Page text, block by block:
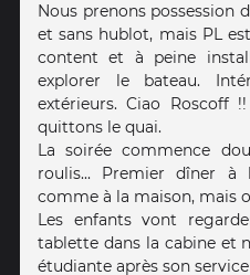
Nous prenons possession
et sans hublot, mais PL
content et à peine
explorer le bateau.
extérieurs. Ciao Roscoff
quittons le quai.
La soirée commence
roulis... Premier dîner
comme à la maison, mais
Les enfants vont
tablette dans la cabine et
étudiante après son